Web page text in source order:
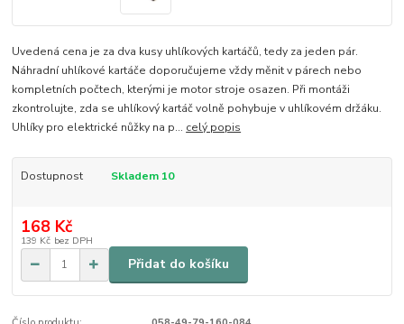
Uvedená cena je za dva kusy uhlíkových kartáčů, tedy za jeden pár.
Náhradní uhlíkové kartáče doporučujeme vždy měnit v párech nebo
kompletních počtech, kterými je motor stroje osazen. Při montáži
zkontrolujte, zda se uhlíkový kartáč volně pohybuje v uhlíkovém držáku.
Uhlíky pro elektrické nůžky na p... celý popis
Dostupnost Skladem 10
168 Kč
139 Kč bez DPH
Přidat do košíku